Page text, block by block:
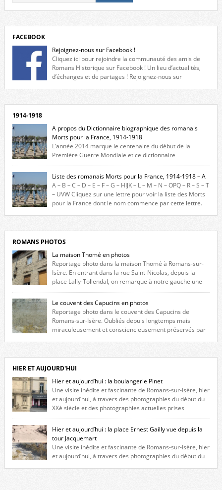
FACEBOOK
Rejoignez-nous sur Facebook !
Cliquez ici pour rejoindre la communauté des amis de
Romans Historique sur Facebook ! Un lieu d’actualités,
d’échanges et de partages ! Rejoignez-nous sur
1914-1918
A propos du Dictionnaire biographique des romanais
Morts pour la France, 1914-1918
L’année 2014 marque le centenaire du début de la
Première Guerre Mondiale et ce dictionnaire
biographique veut rendre hommage aux romanais Morts pour la
France durant ce conflit. La base de cette recherche historique est
constituée des noms gravés sur les plaques commémoratives de
l’Hôtel de Ville, du lycée du Dauphiné et du lycée Triboulet, […]
Liste des romanais Morts pour la France, 1914-1918 – A
A – B – C – D – E – F – G – HIJK – L – M – N – OPQ – R – S – T
– UVW Cliquez sur une lettre pour voir la liste des Morts
pour la France dont le nom commence par cette lettre.
ROMANS PHOTOS
La maison Thomé en photos
Reportage photo dans la maison Thomé à Romans-sur-
Isère. En entrant dans la rue Saint-Nicolas, depuis la
place Lally-Tollendal, on remarque à notre gauche une
maison construite au XVIè siècle. Les deux façades sont ornées de
fenêtres jumelles à meneaux. Entre ces deux étages, on peut voir une
niche qui contient une statue de la Vierge. […]
Le couvent des Capucins en photos
Reportage photo dans le couvent des Capucins de
Romans-sur-Isère. Oubliés depuis longtemps mais
miraculeusement et consciencieusement préservés par
l’histoire de la redécouverte de vestiges du couvent des Capucins ! Petit
retour sur l’histoire […]
HIER ET AUJOURD'HUI
Hier et aujourd’hui : la boulangerie Pinet
Une visite inédite et fascinante de Romans-sur-Isère, hier
et aujourd’hui, à travers des photographies du début du
XXè siècle et des photographies actuelles prises
exactement dans le même cadre ! A l’angle de la place Jean Jaurès et de
l’avenue Victor Hugo (à côté d’Intermarché), à Romans. La boulangerie
Jules Pinet est inscrite dans le […]
Hier et aujourd’hui : la place Ernest Gailly vue depuis la
tour Jacquemart
Une visite inédite et fascinante de Romans-sur-Isère, hier
et aujourd’hui, à travers des photographies du début du